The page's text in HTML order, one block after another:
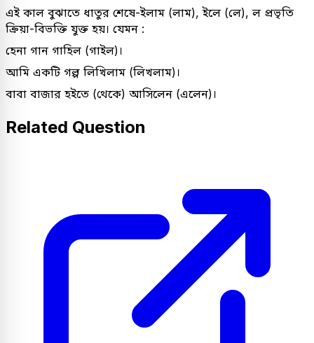
এই কাল বুঝাতে ধাতুর শেষে-ইলাম (লাম), ইলে (লে), ল প্রভৃতি
ক্রিয়া-বিভক্তি যুক্ত হয়। যেমন :
হেনা গান গাহিল (গাইল)।
আমি একটি গল্প লিখিলাম (লিখলাম)।
বাবা বাজার হইতে (থেকে) আসিলেন (এলেন)।
Related Question